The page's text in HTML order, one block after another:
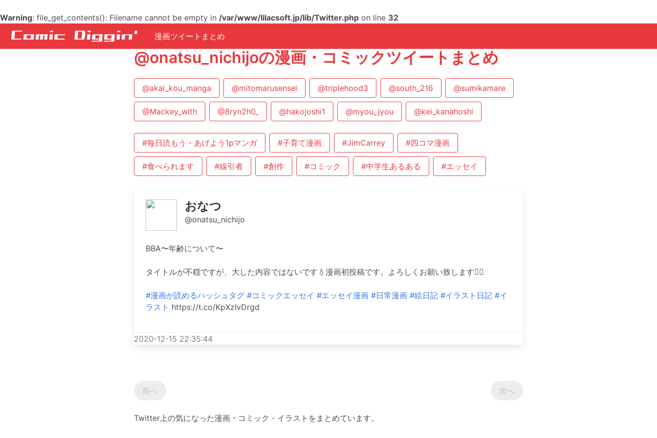
Warning: file_get_contents(): Filename cannot be empty in /var/www/lilacsoft.jp/lib/Twitter.php on line 32
漫画ツイートまとめ
@onatsu_nichijoの漫画・コミックツイートまとめ
@akai_kou_manga @mitomarusensei @triplehood3 @south_216 @sumikamare
@Mackey_with @8ryn2h0_ @hakojoshi1 @myou_jyou @kei_kanahoshi
#毎日読もう・あげよう1pマンガ #子育て漫画 #JimCarrey #四コマ漫画
#食べられます #線引者 #創作 #コミック #中学生あるある #エッセイ
おなつ
@onatsu_nichijo
BBA〜年齢について〜
タイトルが不穏ですが、大した内容ではないです💧漫画初投稿です。よろしくお願い致します🙇‍♀️
#漫画が読めるハッシュタグ #コミックエッセイ #エッセイ漫画 #日常漫画 #絵日記 #イラスト日記 #イ
ラスト https://t.co/KpXzIvDrgd
2020-12-15 22:35:44
前へ 次へ
Twitter上の気になった漫画・コミック・イラストをまとめています。